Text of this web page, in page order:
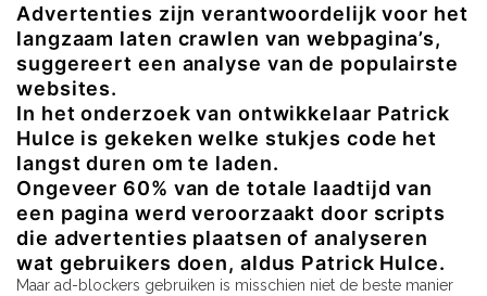
Advertenties zijn verantwoordelijk voor het
langzaam laten crawlen van webpagina’s,
suggereert een analyse van de populairste
websites.
In het onderzoek van ontwikkelaar Patrick
Hulce is gekeken welke stukjes code het
langst duren om te laden.
Ongeveer 60% van de totale laadtijd van
een pagina werd veroorzaakt door scripts
die advertenties plaatsen of analyseren
wat gebruikers doen, aldus Patrick Hulce.
Maar ad-blockers gebruiken is misschien niet de beste manier